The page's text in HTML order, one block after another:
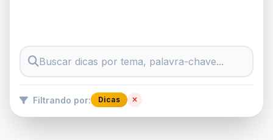
Filtrando por: Dicas